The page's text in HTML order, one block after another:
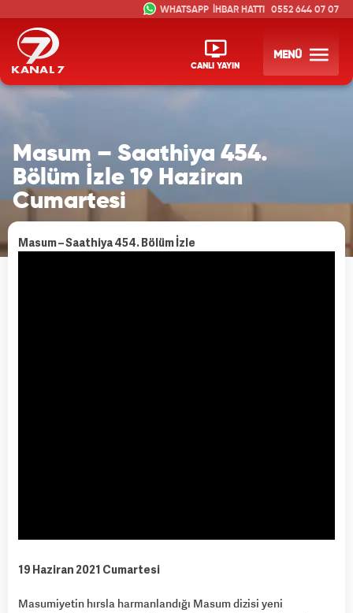
CANLI YAYIN
MENÜ
İHBAR HATTI 0552 644 07 07
Masum – Saathiya 454.
Bölüm İzle 19 Haziran
Cumartesi
Masum – Saathiya 454. Bölüm İzle
19 Haziran 2021 Cumartesi
Masumiyetin hırsla harmanlandığı Masum dizisi yeni